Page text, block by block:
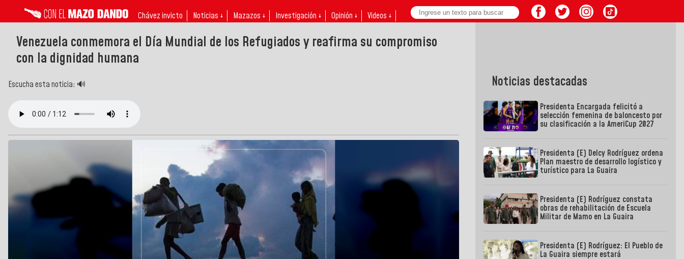
Chávez invicto Noticias ↓ Mazazos ↓ Investigación ↓ Opinión ↓ Videos ↓
Venezuela conmemora el Día Mundial de los Refugiados y reafirma su compromiso
con la dignidad humana
Escucha esta noticia: 🔊 Noticias destacadas
Presidenta Encargada felicitó a
selección femenina de baloncesto por
su clasificación a la AmeriCup 2027
Presidenta (E) Delcy Rodríguez ordena
Plan maestro de desarrollo logístico y
turístico para La Guaira
Presidenta (E) Rodríguez constata
obras de rehabilitación de Escuela
Militar de Mamo en La Guaira
Presidenta (E) Rodríguez: El Pueblo de
La Guaira siempre estará